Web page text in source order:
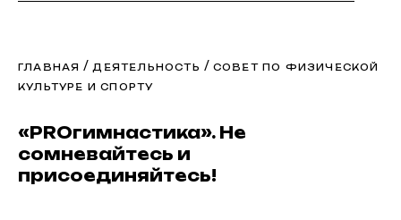
ГЛАВНАЯ /ДЕЯТЕЛЬНОСТЬ / СОВЕТ ПО ФИЗИЧЕСКОЙ
КУЛЬТУРЕ И СПОРТУ
«PROгимнастика». Не
сомневайтесь и
присоединяйтесь!